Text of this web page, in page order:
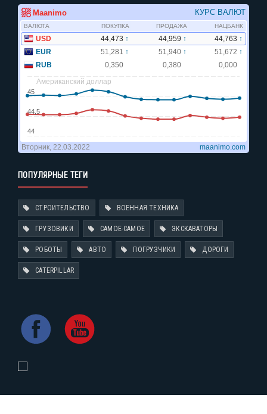
ПОПУЛЯРНЫЕ ТЕГИ
СТРОИТЕЛЬСТВО ВОЕННАЯ ТЕХНИКА
ГРУЗОВИКИ САМОЕ-САМОЕ ЭКСКАВАТОРЫ
РОБОТЫ АВТО ПОГРУЗЧИКИ ДОРОГИ
CATERPILLAR